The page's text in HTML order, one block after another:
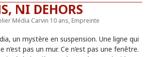
NI DEHORS
Média Carvin 10 ans, Empreinte
un mystère en suspension. Une ligne qui
n’est pas un mur. Ce n’est pas une fenêtre.